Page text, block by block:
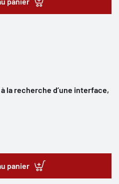
la recherche d’une interface,
panier